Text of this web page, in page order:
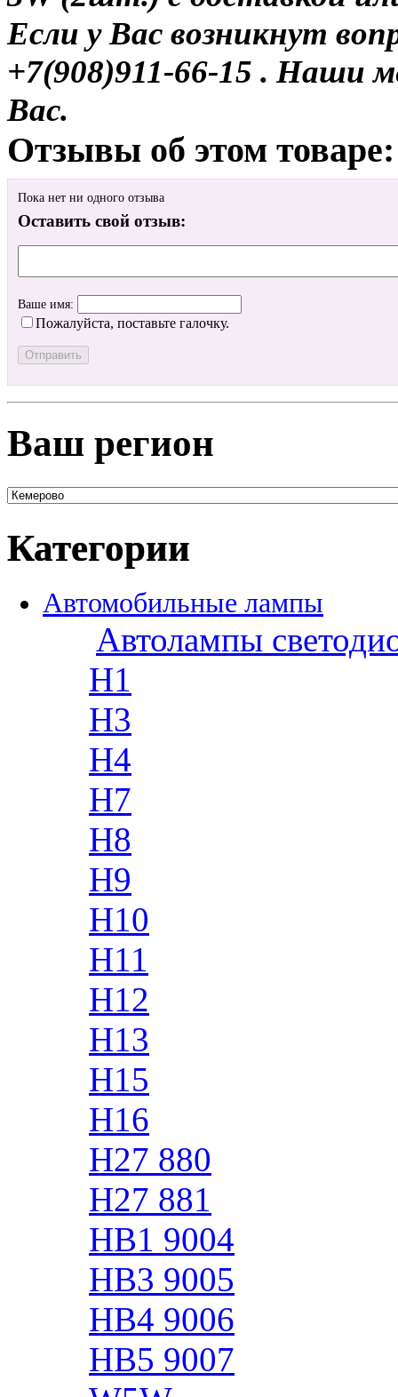
Если у Вас возникнут
+7(908)911-66-15 . Наши
Вас.
Отзывы об этом товаре:
Пока нет ни одного отзыва
Оставить свой отзыв:
Ваше имя:
Пожалуйста, поставьте галочку.
Ваш регион
Категории
Автомобильные лампы
Автолампы
H1
H3
H4
H7
H8
H9
H10
H11
H12
H13
H15
H16
H27 880
H27 881
HB1 9004
HB3 9005
HB4 9006
HB5 9007